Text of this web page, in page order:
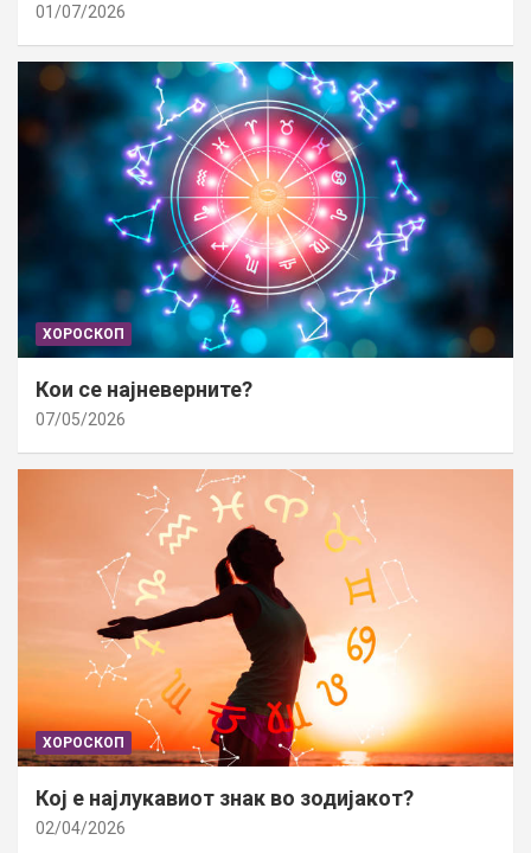
01/07/2026
ХОРОСКОП
Кои се најневерните?
07/05/2026
ХОРОСКОП
Кој е најлукавиот знак во зодијакот?
02/04/2026